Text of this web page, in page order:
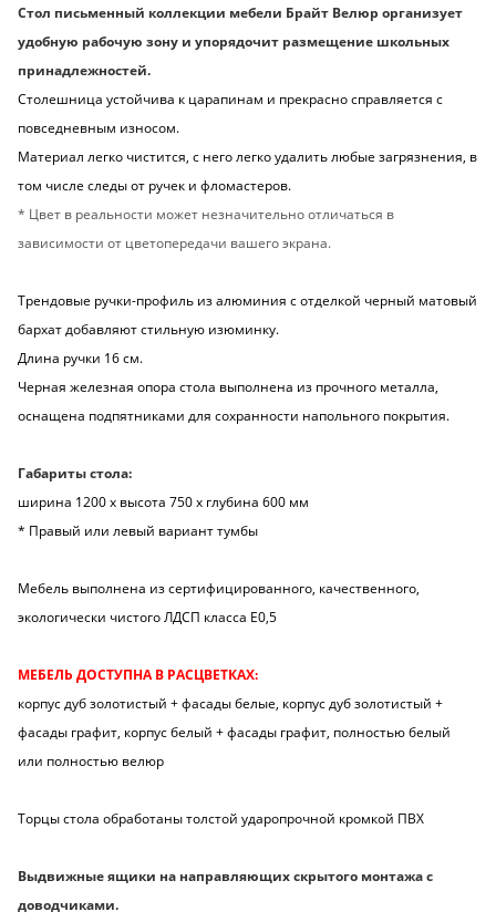
Стол письменный коллекции мебели Брайт Велюр организует
удобную рабочую зону и упорядочит размещение школьных
принадлежностей.
Столешница устойчива к царапинам и прекрасно справляется с
повседневным износом.
Материал легко чистится, с него легко удалить любые загрязнения, в
том числе следы от ручек и фломастеров.
* Цвет в реальности может незначительно отличаться в
зависимости от цветопередачи вашего экрана.
Трендовые ручки-профиль из алюминия с отделкой черный матовый
бархат добавляют стильную изюминку.
Длина ручки 16 см.
Черная железная опора стола выполнена из прочного металла,
оснащена подпятниками для сохранности напольного покрытия.
Габариты стола:
ширина 1200 х высота 750 х глубина 600 мм
* Правый или левый вариант тумбы
Мебель выполнена из сертифицированного, качественного,
экологически чистого ЛДСП класса Е0,5
МЕБЕЛЬ ДОСТУПНА В РАСЦВЕТКАХ:
корпус дуб золотистый + фасады белые, корпус дуб золотистый +
фасады графит, корпус белый + фасады графит, полностью белый
или полностью велюр
Торцы стола обработаны толстой ударопрочной кромкой ПВХ
Выдвижные ящики на направляющих скрытого монтажа с
доводчиками.